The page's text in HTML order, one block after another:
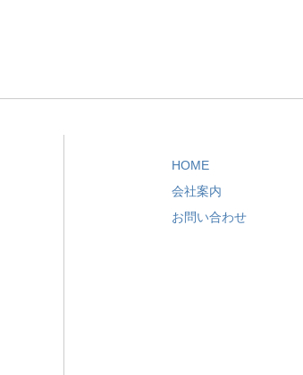
HOME
会社案内
お問い合わせ